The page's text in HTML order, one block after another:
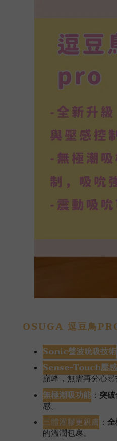
OSUGA 逗豆鳥
Sonic聲波吮吸技術
Sense-Touch壓
巔峰，無需再分心尋
無極潮吸功能 ： 突
感。
三體灌膠更親膚 ：
的溫潤包裹。